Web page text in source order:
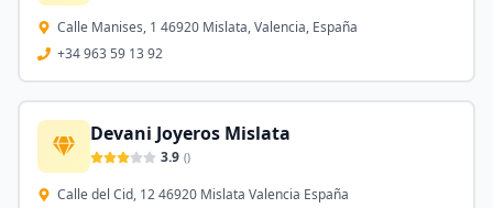
Calle Manises, 1 46920 Mislata, Valencia, España
+34 963 59 13 92
Devani Joyeros Mislata
3.9 ()
Calle del Cid, 12 46920 Mislata Valencia España